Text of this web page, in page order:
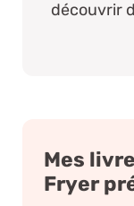
découvrir
Mes
Fryer